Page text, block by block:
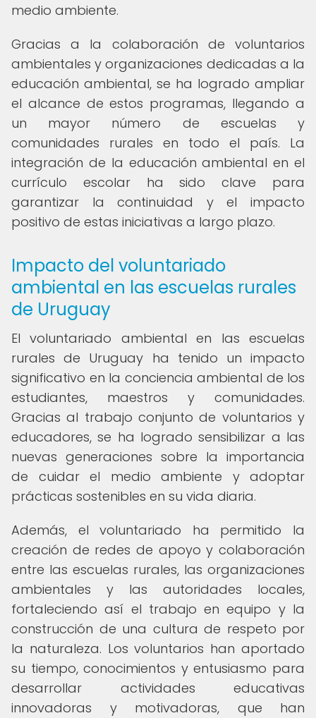
medio ambiente.
Gracias a la colaboración de voluntarios
ambientales y organizaciones dedicadas a la
educación ambiental, se ha logrado ampliar
el alcance de estos programas, llegando a
un mayor número de escuelas y
comunidades rurales en todo el país. La
integración de la educación ambiental en el
currículo escolar ha sido clave para
garantizar la continuidad y el impacto
positivo de estas iniciativas a largo plazo.
Impacto del voluntariado
ambiental en las escuelas rurales
de Uruguay
El voluntariado ambiental en las escuelas
rurales de Uruguay ha tenido un impacto
significativo en la conciencia ambiental de los
estudiantes, maestros y comunidades.
Gracias al trabajo conjunto de voluntarios y
educadores, se ha logrado sensibilizar a las
nuevas generaciones sobre la importancia
de cuidar el medio ambiente y adoptar
prácticas sostenibles en su vida diaria.
Además, el voluntariado ha permitido la
creación de redes de apoyo y colaboración
entre las escuelas rurales, las organizaciones
ambientales y las autoridades locales,
fortaleciendo así el trabajo en equipo y la
construcción de una cultura de respeto por
la naturaleza. Los voluntarios han aportado
su tiempo, conocimientos y entusiasmo para
desarrollar actividades educativas
innovadoras y motivadoras, que han